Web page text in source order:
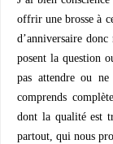
offrir une brosse à
d’anniversaire
posent la question
pas attendre ou
comprends
dont la qualité est
partout, qui nous